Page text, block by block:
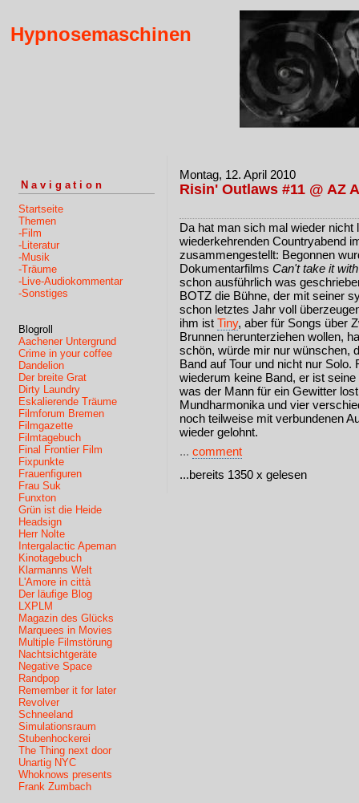
Hypnosemaschinen
Navigation
Startseite
Themen
-Film
-Literatur
-Musik
-Träume
-Live-Audiokommentar
-Sonstiges
Blogroll
Aachener Untergrund
Crime in your coffee
Dandelion
Der breite Grat
Dirty Laundry
Eskalierende Träume
Filmforum Bremen
Filmgazette
Filmtagebuch
Final Frontier Film
Fixpunkte
Frauenfiguren
Frau Suk
Funxton
Grün ist die Heide
Headsign
Herr Nolte
Intergalactic Apeman
Kinotagebuch
Klarmanns Welt
L'Amore in città
Der läufige Blog
LXPLM
Magazin des Glücks
Marquees in Movies
Multiple Filmstörung
Nachtsichtgeräte
Negative Space
Randpop
Remember it for later
Revolver
Schneeland
Simulationsraum
Stubenhockerei
The Thing next door
Unartig NYC
Whoknows presents
Frank Zumbach
Montag, 12. April 2010
Risin' Outlaws #11 @ AZ
Da hat man sich mal wieder nicht
wiederkehrenden Countryabend
zusammengestellt: Begonnen
Dokumentarfilms Can't take it
schon ausführlich was
BOTZ die Bühne, der mit seiner
schon letztes Jahr voll
ihm ist Tiny, aber für Songs über
Brunnen herunterziehen wollen,
schön, würde mir nur wünschen,
Band auf Tour und nicht nur
wiederum keine Band, er ist
was der Mann für ein Gewitter
Mundharmonika und vier
noch teilweise mit verbundenen
wieder gelohnt.
... comment
...bereits 1350 x gelesen